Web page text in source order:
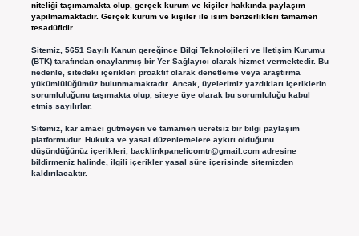
niteliği taşımamakta olup, gerçek kurum ve kişiler hakkında paylaşım
yapılmamaktadır. Gerçek kurum ve kişiler ile isim benzerlikleri tamamen
tesadüfidir.
Sitemiz, 5651 Sayılı Kanun gereğince Bilgi Teknolojileri ve İletişim Kurumu
(BTK) tarafından onaylanmış bir Yer Sağlayıcı olarak hizmet vermektedir. Bu
nedenle, sitedeki içerikleri proaktif olarak denetleme veya araştırma
yükümlülüğümüz bulunmamaktadır. Ancak, üyelerimiz yazdıkları içeriklerin
sorumluluğunu taşımakta olup, siteye üye olarak bu sorumluluğu kabul
etmiş sayılırlar.
Sitemiz, kar amacı gütmeyen ve tamamen ücretsiz bir bilgi paylaşım
platformudur. Hukuka ve yasal düzenlemelere aykırı olduğunu
düşündüğünüz içerikleri, backlinkpanelicomtr@gmail.comadresine
bildirmeniz halinde, ilgili içerikler yasal süre içerisinde sitemizden
kaldırılacaktır.